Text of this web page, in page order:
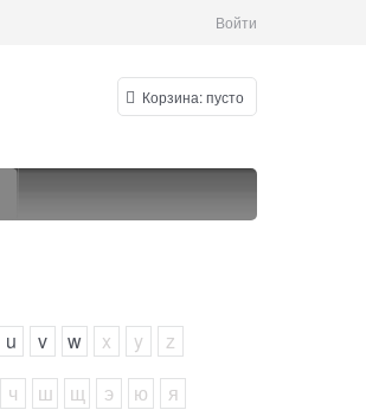
Войти
Корзина:пусто
u v w x y
z
ч ш щ э ю я